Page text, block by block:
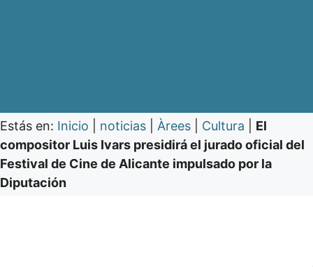
Estás en: Inicio noticias Àrees Cultura
El
compositor Luis Ivars presidirá el jurado oficial del
Festival de Cine de Alicante impulsado por la
Diputación